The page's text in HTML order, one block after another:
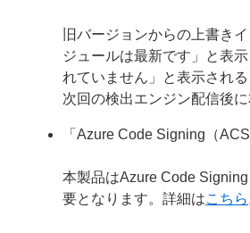
旧バージョンからの上書き
ジュールは最新です」と表
れていません」と表示される
次回の検出エンジン配信後
「Azure Code Signing（
本製品はAzure Code
要となります。詳細はこちら